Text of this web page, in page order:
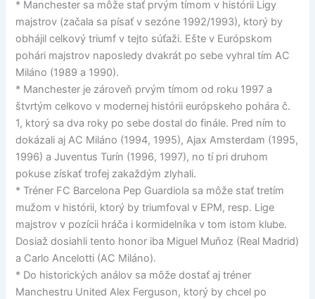
* Manchester sa môže stať prvým tímom v histórii Ligy
majstrov (začala sa písať v sezóne 1992/1993), ktorý by
obhájil celkový triumf v tejto súťaži. Ešte v Európskom
pohári majstrov naposledy dvakrát po sebe vyhral tím AC
Miláno (1989 a 1990).
* Manchester je zároveň prvým tímom od roku 1997 a
štvrtým celkovo v modernej histórii európskeho pohára č.
1, ktorý sa dva roky po sebe dostal do finále. Pred ním to
dokázali aj AC Miláno (1994, 1995), Ajax Amsterdam (1995,
1996) a Juventus Turín (1996, 1997), no tí pri druhom
pokuse získať trofej zakaždým zlyhali.
* Tréner FC Barcelona Pep Guardiola sa môže stať tretím
mužom v histórii, ktorý by triumfoval v EPM, resp. Lige
majstrov v pozícii hráča i kormidelníka v tom istom klube.
Dosiaž dosiahli tento honor iba Miguel Muňoz (Real Madrid)
a Carlo Ancelotti (AC Miláno).
* Do historických análov sa môže dostať aj tréner
Manchestru United Alex Ferguson, ktorý by chcel po